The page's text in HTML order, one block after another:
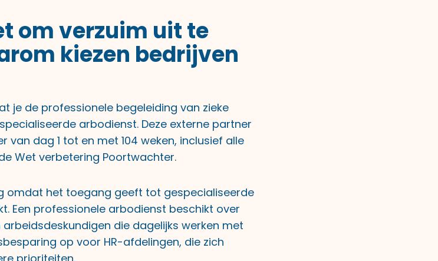
om verzuim uit te
kiezen bedrijven
je de professionele begeleiding van zieke
arbodienst. Deze externe partner
van dag 1 tot en met 104 weken, inclusief alle
Wet verbetering Poortwachter.
omdat het toegang geeft tot gespecialiseerde
Een professionele arbodienst beschikt over
die dagelijks werken met
op voor HR-afdelingen, die zich